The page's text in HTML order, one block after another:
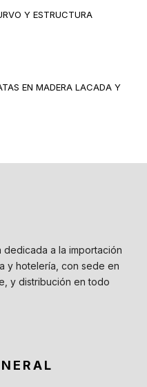
a la importación
y hotelería, con sede en
y distribución en todo